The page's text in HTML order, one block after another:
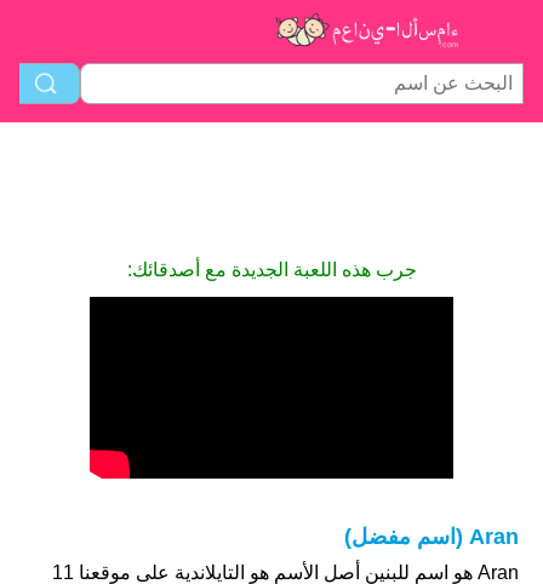
جرب هذه اللعبة الجديدة مع أصدقائك:
Aran (اسم مفضل)
Aran هو اسم للبنين أصل الأسم هو التايلاندية على موقعنا 11